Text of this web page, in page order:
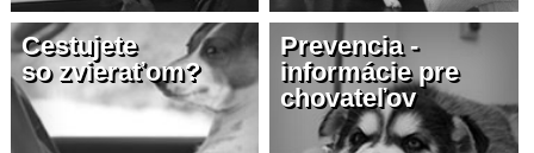
Cestujete
so zvieraťom?
Prevencia -
informácie pre
chovateľov